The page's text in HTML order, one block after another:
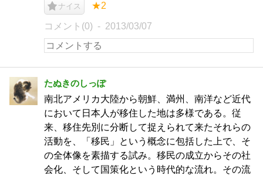
ナイス ★2
コメント(0) 2013/03/07
たぬきのしっぽ
南北アメリカ大陸から朝鮮、満州、南洋など近代
において日本人が移住した地は多様である。従
来、移住先別に分断して捉えられて来たそれらの
活動を、「移民」という概念に包括した上で、そ
の全体像を素描する試み。移民の成立からその社
会化、そして国策化という時代的な流れ。その流